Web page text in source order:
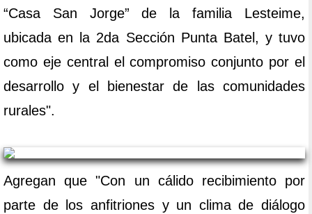
“Casa San Jorge” de la familia Lesteime,
ubicada en la 2da Sección Punta Batel, y tuvo
como eje central el compromiso conjunto por el
desarrollo y el bienestar de las comunidades
rurales".
Agregan que "Con un cálido recibimiento por
parte de los anfitriones y un clima de diálogo